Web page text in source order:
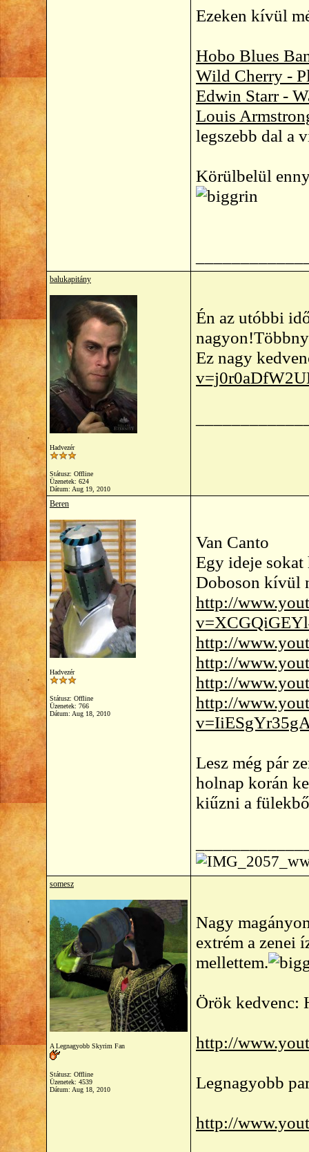
Ezeken kívül
Hobo Blues
Wild Cherry -
Edwin Starr -
Louis
legszebb dal a
Körülbelül
balukapitány
Hadvezér
Státusz: Offline
Üzenetek: 624
Dátum: Aug 19, 2010
Én az utóbbi
Ez nagy
Beren
Hadvezér
Státusz: Offline
Üzenetek: 766
Dátum: Aug 18, 2010
Van Canto
Egy ideje
Doboson kívül
http://
http://
http://
http://
http://
Lesz még pár
holnap korán
kiűzni a
somesz
A Legnagyobb Skyrim Fan
Státusz: Offline
Üzenetek: 4539
Dátum: Aug 18, 2010
Nagy
extrém a zenei
mellettem.
Örök kedvenc:
http://
Legnagyobb
http://